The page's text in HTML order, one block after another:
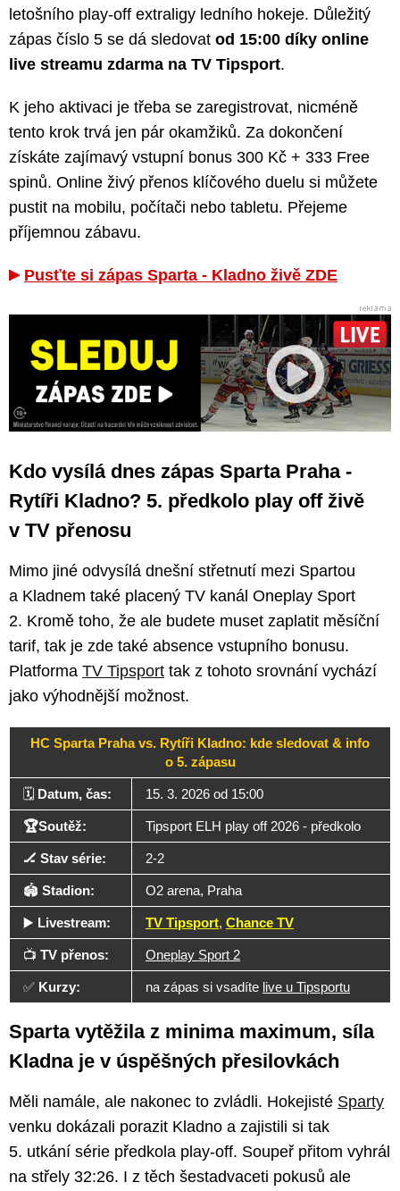
letošního play-off extraligy ledního hokeje. Důležitý
zápas číslo 5 se dá sledovat od 15:00 díky online
live streamu zdarma na TV Tipsport.
K jeho aktivaci je třeba se zaregistrovat, nicméně
tento krok trvá jen pár okamžiků. Za dokončení
získáte zajímavý vstupní bonus 300 Kč + 333 Free
spinů. Online živý přenos klíčového duelu si můžete
pustit na mobilu, počítači nebo tabletu. Přejeme
příjemnou zábavu.
Pusťte si zápas Sparta - Kladno živě ZDE
Kdo vysílá dnes zápas Sparta Praha -
Rytíři Kladno? 5. předkolo play off živě
v TV přenosu
Mimo jiné odvysílá dnešní střetnutí mezi Spartou
a Kladnem také placený TV kanál Oneplay Sport
2. Kromě toho, že ale budete muset zaplatit měsíční
tarif, tak je zde také absence vstupního bonusu.
Platforma TV Tipsport tak z tohoto srovnání vychází
jako výhodnější možnost.
HC Sparta Praha vs. Rytíři Kladno: kde sledovat & info
o 5. zápasu
🗓️ Datum, čas: 15. 3. 2026 od 15:00
🏆Soutěž: Tipsport ELH play off 2026 - předkolo
🏒 Stav série: 2-2
🏟️ Stadion: O2 arena, Praha
▶️ Livestream: TV Tipsport, Chance TV
📺 TV přenos: Oneplay Sport 2
✅ Kurzy: na zápas si vsadíte live u Tipsportu
Sparta vytěžila z minima maximum, síla
Kladna je v úspěšných přesilovkách
Měli namále, ale nakonec to zvládli. Hokejisté Sparty
venku dokázali porazit Kladno a zajistili si tak
5. utkání série předkola play-off. Soupeř přitom vyhrál
na střely 32:26. I z těch šestadvaceti pokusů ale